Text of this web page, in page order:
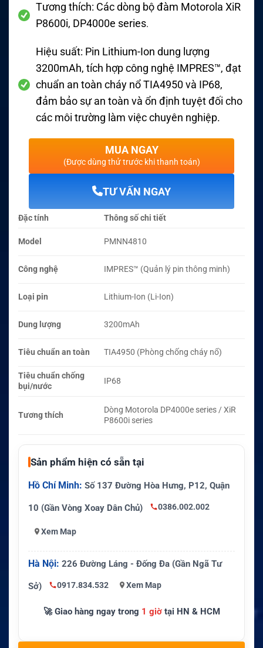
Tương thích: Các dòng bộ đàm Motorola XiR
P8600i, DP4000e series.
Hiệu suất: Pin Lithium-Ion dung lượng
3200mAh, tích hợp công nghệ IMPRES™, đạt
chuẩn an toàn cháy nổ TIA4950 và IP68,
đảm bảo sự an toàn và ổn định tuyệt đối cho
các môi trường làm việc chuyên nghiệp.
MUA NGAY
(Được dùng thử trước khi thanh toán)
TƯ VẤN NGAY
Đặc tính Thông số chi tiết
Model PMNN4810
Công nghệ IMPRES™ (Quản lý pin thông minh)
Loại pin Lithium-Ion (Li-Ion)
Dung lượng 3200mAh
Tiêu chuẩn an toàn TIA4950 (Phòng chống cháy nổ)
Tiêu chuẩn chống
bụi/nước
IP68
Tương thích
Dòng Motorola DP4000e series / XiR
P8600i series
Sản phẩm hiện có sẵn tại
Hồ Chí Minh: Số 137 Đường Hòa Hưng, P12, Quận
10 (Gần Vòng Xoay Dân Chủ) 0386.002.002
Xem Map
Hà Nội: 226 Đường Láng - Đống Đa (Gần Ngã Tư
Sở) 0917.834.532 Xem Map
🚀 Giao hàng ngay trong 1 giờtại HN & HCM